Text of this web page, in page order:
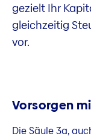
gezielt Ihr
gleichzeitig
vor.
Vorsorgen
Die Säule 3a,